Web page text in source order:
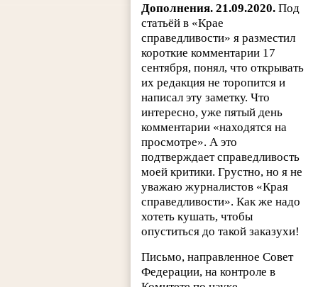
Дополнения. 21.09.2020. Под
статьёй в «Крае
справедливости» я разместил
короткие комментарии 17
сентября, понял, что открывать
их редакция не торопится и
написал эту заметку. Что
интересно, уже пятый день
комментарии «находятся на
просмотре». А это
подтверждает справедливость
моей критики. Грустно, но я не
уважаю журналистов «Края
справедливости». Как же надо
хотеть кушать, чтобы
опуститься до такой заказухи!
Письмо, направленное Совет
Федерации, на контроле в